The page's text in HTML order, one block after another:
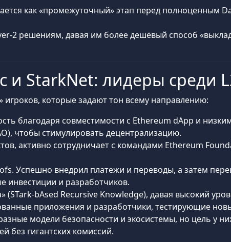
как «промежуточный» этап перед полноценным
2 решениям, давая им более дешёвый способ
и StarkNet: лидеры среди
которые задают тон всему направлению:
благодаря совместимости с Ethereum dApp и
чтобы стимулировать децентрализацию.
активно сотрудничает с командами Ethereum
Успешно внедрил платежи и переводы, а затем
инвестиции и разработчиков.
(STark-bAsed Recursive Knowledge), давая высокий
приложения и разработчики, тестирующие
модели безопасности и экосистемы, но цель у
без гигантских комиссий.